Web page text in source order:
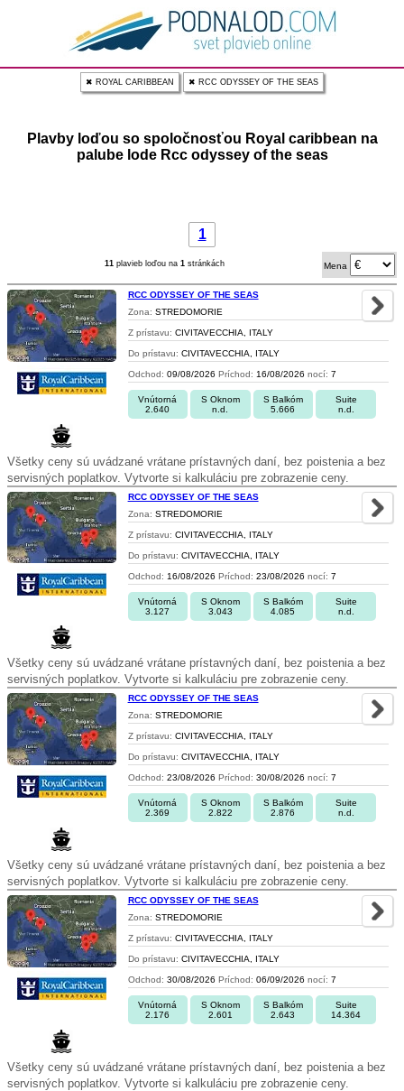
✖ ROYAL CARIBBEAN ✖ RCC ODYSSEY OF THE SEAS
Plavby loďou so spoločnosťou Royal caribbean na
palube lode Rcc odyssey of the seas
1
11 plavieb loďou na 1 stránkách Mena
RCC ODYSSEY OF THE SEAS
Zona: STREDOMORIE
Z prístavu: CIVITAVECCHIA, ITALY
Do prístavu: CIVITAVECCHIA, ITALY
Odchod: 09/08/2026 Príchod: 16/08/2026 nocí: 7
Vnútorná
2.640
S Oknom
n.d.
S Balkóm
5.666
Suite
n.d.
Všetky ceny sú uvádzané vrátane prístavných daní, bez poistenia a bez
servisných poplatkov. Vytvorte si kalkuláciu pre zobrazenie ceny.
RCC ODYSSEY OF THE SEAS
Zona: STREDOMORIE
Z prístavu: CIVITAVECCHIA, ITALY
Do prístavu: CIVITAVECCHIA, ITALY
Odchod: 16/08/2026 Príchod: 23/08/2026 nocí: 7
Vnútorná
3.127
S Oknom
3.043
S Balkóm
4.085
Suite
n.d.
Všetky ceny sú uvádzané vrátane prístavných daní, bez poistenia a bez
servisných poplatkov. Vytvorte si kalkuláciu pre zobrazenie ceny.
RCC ODYSSEY OF THE SEAS
Zona: STREDOMORIE
Z prístavu: CIVITAVECCHIA, ITALY
Do prístavu: CIVITAVECCHIA, ITALY
Odchod: 23/08/2026 Príchod: 30/08/2026 nocí: 7
Vnútorná
2.369
S Oknom
2.822
S Balkóm
2.876
Suite
n.d.
Všetky ceny sú uvádzané vrátane prístavných daní, bez poistenia a bez
servisných poplatkov. Vytvorte si kalkuláciu pre zobrazenie ceny.
RCC ODYSSEY OF THE SEAS
Zona: STREDOMORIE
Z prístavu: CIVITAVECCHIA, ITALY
Do prístavu: CIVITAVECCHIA, ITALY
Odchod: 30/08/2026 Príchod: 06/09/2026 nocí: 7
Vnútorná
2.176
S Oknom
2.601
S Balkóm
2.643
Suite
14.364
Všetky ceny sú uvádzané vrátane prístavných daní, bez poistenia a bez
servisných poplatkov. Vytvorte si kalkuláciu pre zobrazenie ceny.